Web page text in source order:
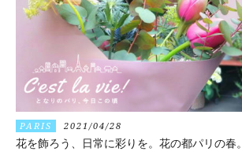
PARIS 2021/04/28
花を飾ろう、日常に彩りを。花の都パリの春。